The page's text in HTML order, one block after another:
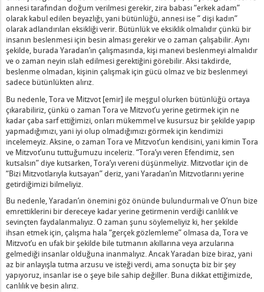
Mirası ile Ödüllendirilmesinin Sebebi Nedir?
Nedir - 2
Eğilimin Kişiyi Koruması Ne Anlama Gelir?
Çıkamaz Nedir?
Hizmetkarı” Olarak Kabul Edilir?
Bir Kız Çocuk Doğurması Ne Anlama Gelir?
Çiğnediği Hafif Mitzvot Nedir?
ve İftira Etmesi Ne Demektir?
Nedir?
Nedir?
Yemek ve Aslını Öbür Dünya İçin Saklamak Nedir?
İlgili Kafasının Karışık Olması Ne Anlama Gelir?
Bat Denir?
Üzerine Kaldırmalıyız Ne Anlama Gelir?
İçinde Olması Ne Anlama Gelir?
Nefret Edilenin Oğlu Nedir?
annesi tarafından doğum verilmesi gerekir, zira babası “erkek adam”
olarak kabul edilen beyazlığı, yani bütünlüğü, annesi ise ” dişi kadın”
olarak adlandırılan eksikliği verir. Bütünlük ve eksiklik olmalıdır çünkü bir
insanın beslenmesi için besin alması gerekir ve o zaman çalışabilir. Aynı
şekilde, burada Yaradan’ın çalışmasında, kişi manevi beslenmeyi almalıdır
ve o zaman neyin ıslah edilmesi gerektiğini görebilir. Aksi takdirde,
beslenme olmadan, kişinin çalışmak için gücü olmaz ve biz beslenmeyi
sadece bütünlükten alırız.
Bu nedenle, Tora ve Mitzvot [emir] ile meşgul olurken bütünlüğü ortaya
çıkarabiliriz, çünkü o zaman Tora ve Mitzvot’u yerine getirmek için ne
kadar çaba sarf ettiğimizi, onları mükemmel ve kusursuz bir şekilde yapıp
yapmadığımızı, yani iyi olup olmadığımızı görmek için kendimizi
incelemeyiz. Aksine, o zaman Tora ve Mitzvot’un kendisini, yani kimin Tora
ve Mitzvot’unu tuttuğumuzu inceleriz. “Tora’yı veren Efendimiz, sen
kutsalsın” diye kutsarken, Tora’yı vereni düşünmeliyiz. Mitzvotlar için de
“Bizi Mitzvotlarıyla kutsayan” deriz, yani Yaradan’ın Mitzvotlarını yerine
getirdiğimizi bilmeliyiz.
Bu nedenle, Yaradan’ın önemini göz önünde bulundurmalı ve O’nun bize
emrettiklerini bir dereceye kadar yerine getirmenin verdiği canlılık ve
sevinçten faydalanmalıyız. O zaman şunu söylemeliyiz ki, her şekilde
ihsan etmek için, çalışma hala “gerçek gözlemleme” olmasa da, Tora ve
Mitzvot’u en ufak bir şekilde bile tutmanın akıllarına veya arzularına
gelmediği insanlar olduğuna inanmalıyız. Ancak Yaradan bize biraz, yani
az bir anlayışla tutma arzusu ve isteği verdi, ama sonuçta biz bir şey
yapıyoruz, insanlar ise o şeye bile sahip değiller. Buna dikkat ettiğimizde,
canlılık ve besin alırız.